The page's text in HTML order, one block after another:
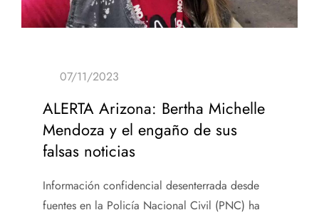
ALERTA Arizona: Bertha Michelle
Mendoza y el engaño de sus
falsas noticias
Información confidencial desenterrada desde
fuentes en la Policía Nacional Civil (PNC) ha